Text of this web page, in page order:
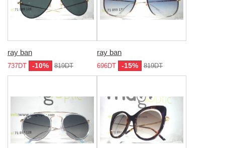
ray ban
737DT -10% 819DT
ray ban
696DT -15% 819DT